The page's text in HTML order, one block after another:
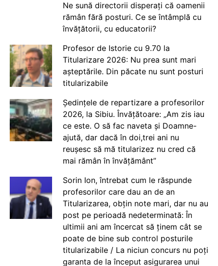
Ne sună directorii disperați că oamenii
rămân fără posturi. Ce se întâmplă cu
învățătorii, cu educatorii?
Profesor de Istorie cu 9.70 la
Titularizare 2026: Nu prea sunt mari
așteptările. Din păcate nu sunt posturi
titularizabile
Ședințele de repartizare a profesorilor
2026, la Sibiu. Învățătoare: „Am zis iau
ce este. O să fac naveta și Doamne-
ajută, dar dacă în doi,trei ani nu
reușesc să mă titularizez nu cred că
mai rămân în învățământ”
Sorin Ion, întrebat cum le răspunde
profesorilor care dau an de an
Titularizarea, obțin note mari, dar nu au
post pe perioadă nedeterminată: În
ultimii ani am încercat să ținem cât se
poate de bine sub control posturile
titularizabile / La niciun concurs nu poți
garanta de la început asigurarea unui